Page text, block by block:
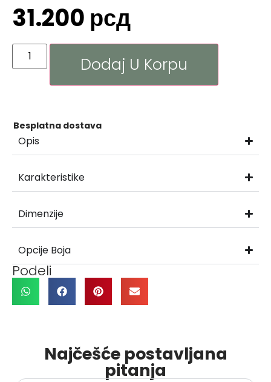
31.200 рсд
Dodaj U Korpu
Besplatna dostava
Opis
Karakteristike
Dimenzije
Opcije Boja
Podeli
Najčešće postavljana
pitanja